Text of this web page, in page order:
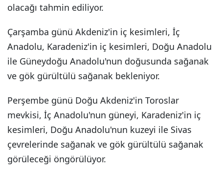
olacağı tahmin ediliyor.
Çarşamba günü Akdeniz'in iç kesimleri, İç
Anadolu, Karadeniz'in iç kesimleri, Doğu Anadolu
ile Güneydoğu Anadolu'nun doğusunda sağanak
ve gök gürültülü sağanak bekleniyor.
Perşembe günü Doğu Akdeniz'in Toroslar
mevkisi, İç Anadolu'nun güneyi, Karadeniz'in iç
kesimleri, Doğu Anadolu'nun kuzeyi ile Sivas
çevrelerinde sağanak ve gök gürültülü sağanak
görüleceği öngörülüyor.